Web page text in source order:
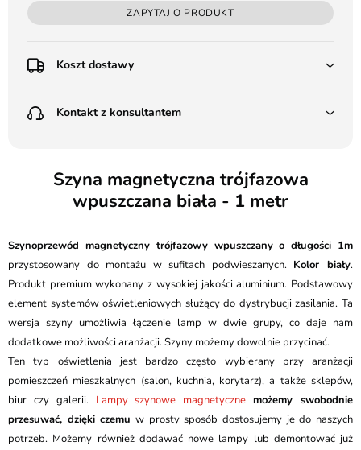
ZAPYTAJ O PRODUKT
Koszt dostawy
Poczta Polska Kurier 48H - 11 zł
(od 1000 zł dla gabarytów, nie dotyczy produktów 3m)
Pobranie:
Kurier GLS - 20 zł
Przesyłka Gabarytowa - 35 zł
Kontakt z konsultantem
Batalionów Chłopskich 12, 94-058 Łódź
506 336 320
Szyna magnetyczna trójfazowa
wpuszczana biała - 1 metr
Szynoprzewód magnetyczny trójfazowy wpuszczanyo długości 1m
przystosowany do montażu w sufitach podwieszanych. Kolor biały.
Produkt premium wykonany z wysokiej jakości aluminium. Podstawowy
element systemów oświetleniowych służący do dystrybucji zasilania. Ta
wersja szyny umożliwia łączenie lamp w dwie grupy, co daje nam
dodatkowe możliwości aranżacji. Szyny możemy dowolnie przycinać.
Ten typ oświetlenia jest bardzo często wybierany przy aranżacji
pomieszczeń mieszkalnych (salon, kuchnia, korytarz), a także sklepów,
biur czy galerii. Lampy szynowe magnetyczne możemy swobodnie
przesuwać, dzięki czemu w prosty sposób dostosujemy je do naszych
potrzeb. Możemy również dodawać nowe lampy lub demontować już